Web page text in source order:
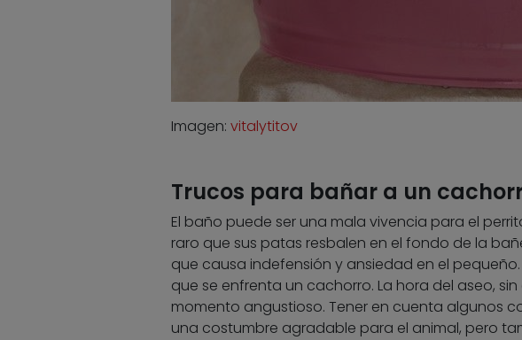
Imagen: vitalytitov
Trucos para bañar a un
El baño puede ser una mala vivencia para el
raro que sus patas resbalen en el fondo de la
que causa indefensión y ansiedad en el
que se enfrenta un cachorro. La hora del aseo,
momento angustioso. Tener en cuenta algunos
una costumbre agradable para el animal, pero